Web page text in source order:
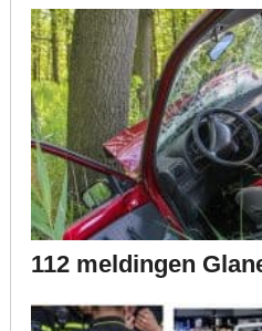
112 meldingen